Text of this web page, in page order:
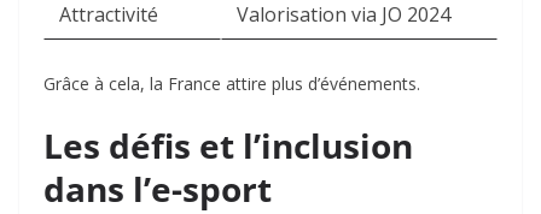
Attractivité
Valorisation via JO 2024
Grâce à cela, la France attire plus d’événements.
Les défis et l’inclusion
dans l’e-sport